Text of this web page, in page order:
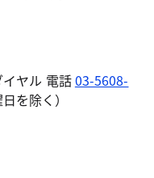
ヤル 電話03-5608-
を除く）